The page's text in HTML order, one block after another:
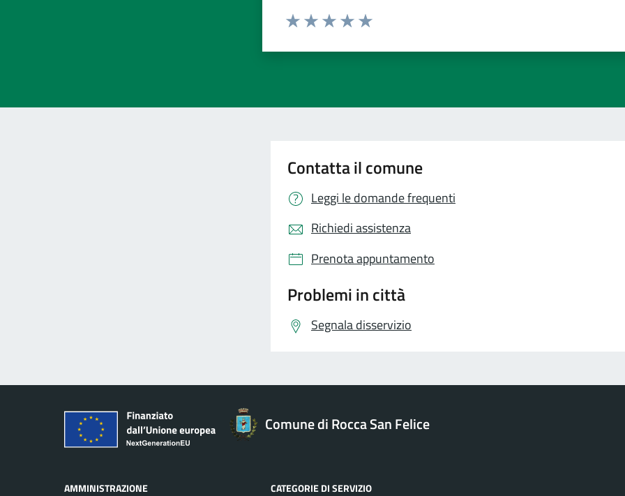
Contatta il comune
Leggi le domande frequenti
Richiedi assistenza
Prenota appuntamento
Problemi in città
Segnala disservizio
Comune di Rocca San Felice
AMMINISTRAZIONE CATEGORIE DI SERVIZIO